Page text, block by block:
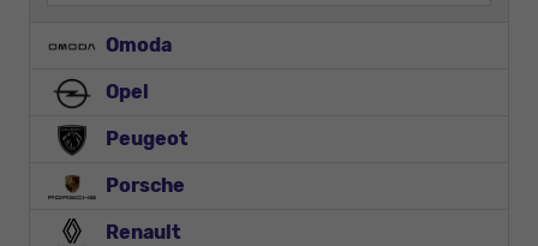
Omoda
Opel
Peugeot
Porsche
Renault